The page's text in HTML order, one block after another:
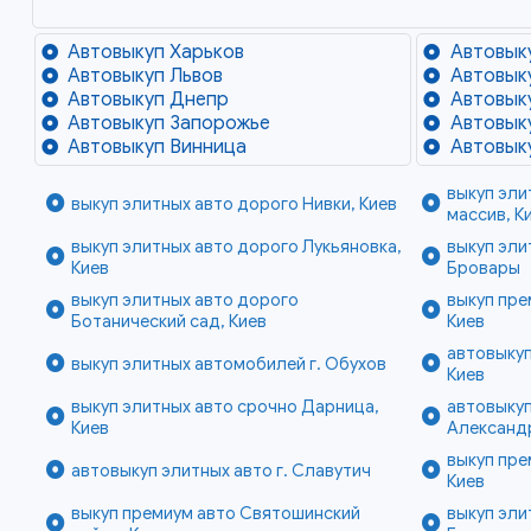
Автовыкуп Харьков
Автовыкуп Львов
Автовыкуп Днепр
Автовыкуп Запорожье
Автовыкуп Винница
выкуп элитных авто дорого Нивки, Киев
выкуп
массив,
выкуп элитных авто дорого Лукьяновка,
Киев
выкуп
Бровары
выкуп элитных авто дорого
Ботанический сад, Киев
выкуп
Киев
выкуп элитных автомобилей г. Обухов
Киев
выкуп элитных авто срочно Дарница,
Киев
автовыкуп элитных авто г. Славутич
выкуп
Киев
выкуп премиум авто Святошинский
выкуп